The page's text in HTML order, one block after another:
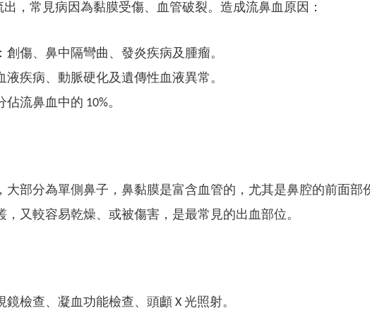
，常見病因為黏膜受傷、血管破裂。造成流鼻血原因：
創傷、鼻中隔彎曲、發炎疾病及腫瘤。
液疾病、動脈硬化及遺傳性血液異常。
佔流鼻血中的 10%。
部分為單側鼻子，鼻黏膜是富含血管的，尤其是鼻腔的前面部份 (
，又較容易乾燥、或被傷害，是最常見的出血部位。
檢查、凝血功能檢查、頭顱 X 光照射。